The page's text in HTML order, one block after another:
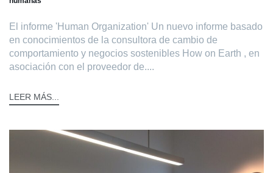
El informe 'Human Organization' Un nuevo informe basado
en conocimientos de la consultora de cambio de
comportamiento y negocios sostenibles How on Earth , en
asociación con el proveedor de....
LEER MÁS...